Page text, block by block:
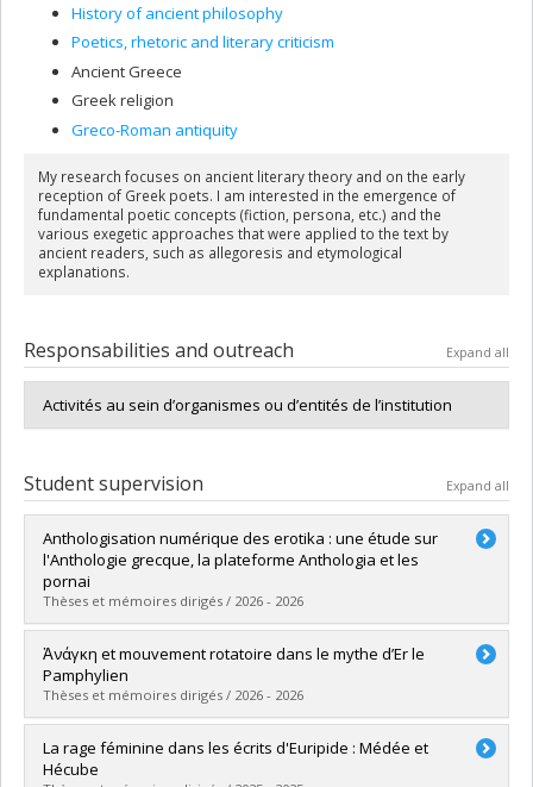
History of ancient philosophy
Poetics, rhetoric and literary criticism
Ancient Greece
Greek religion
Greco-Roman antiquity
My research focuses on ancient literary theory and on the early
reception of Greek poets. I am interested in the emergence of
fundamental poetic concepts (fiction, persona, etc.) and the
various exegetic approaches that were applied to the text by
ancient readers, such as allegoresis and etymological
explanations.
Responsabilities and outreach Expand all
Activités au sein d’organismes ou d’entités de l’institution
Student supervision Expand all
Anthologisation numérique des erotika : une étude sur
l'Anthologie grecque, la plateforme Anthologia et les
pornai
Thèses et mémoires dirigés / 2026 - 2026
Graduate :Capelo Barroso Silva, Luiz Eudasio
Cycle :Doctoral
Grade :Ph. D.
Lien vers le document dans Papyrus
Ἀνάγκη et mouvement rotatoire dans le mythe d’Er le
Pamphylien
Thèses et mémoires dirigés / 2026 - 2026
Graduate :Duval, Nancy
Cycle :Doctoral
La rage féminine dans les écrits d'Euripide : Médée et
Hécube